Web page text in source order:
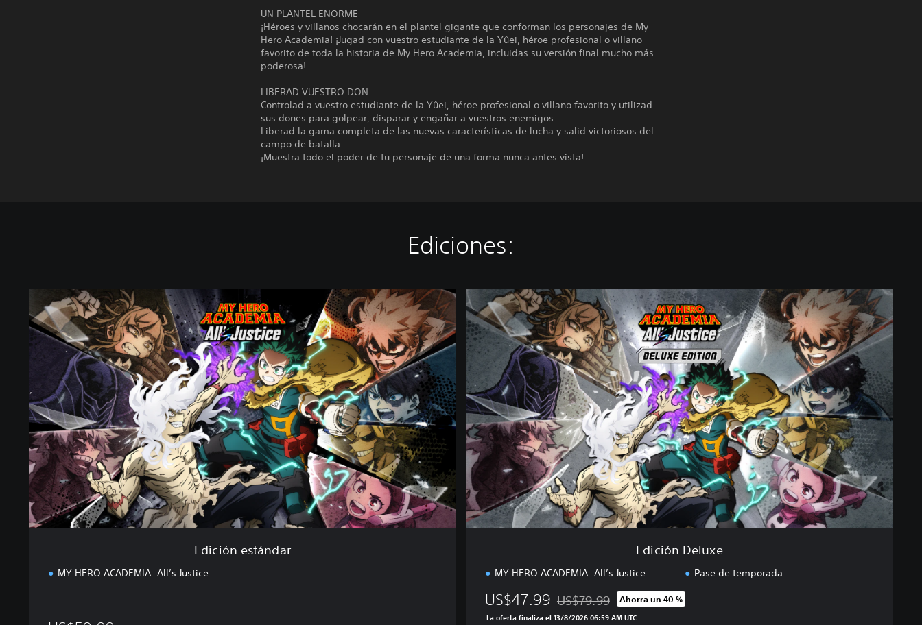
UN PLANTEL ENORME
¡Héroes y villanos chocarán en el plantel gigante que conforman los personajes de My
Hero Academia! ¡Jugad con vuestro estudiante de la Yûei, héroe profesional o villano
favorito de toda la historia de My Hero Academia, incluidas su versión final mucho más
poderosa!
LIBERAD VUESTRO DON
Controlad a vuestro estudiante de la Yûei, héroe profesional o villano favorito y utilizad
sus dones para golpear, disparar y engañar a vuestros enemigos.
Liberad la gama completa de las nuevas características de lucha y salid victoriosos del
campo de batalla.
¡Muestra todo el poder de tu personaje de una forma nunca antes vista!
Ediciones:
i
c
e
s
t
á
n
d
a
Edición estándar
MY HERO ACADEMIA: All’s Justice
E
d
i
c
i
ó
n
D
e
l
u
x
e
Edición Deluxe
MY HERO ACADEMIA: All’s Justice Pase de temporada
US$47.99 Rebajado del precio original de US$79.99
US$79.99 Ahorra un 40 %
La oferta finaliza el 13/8/2026 06:59 AM UTC